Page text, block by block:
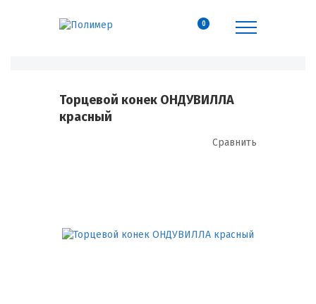
0
Торцевой конек ОНДУВИЛЛА
красный
Сравнить